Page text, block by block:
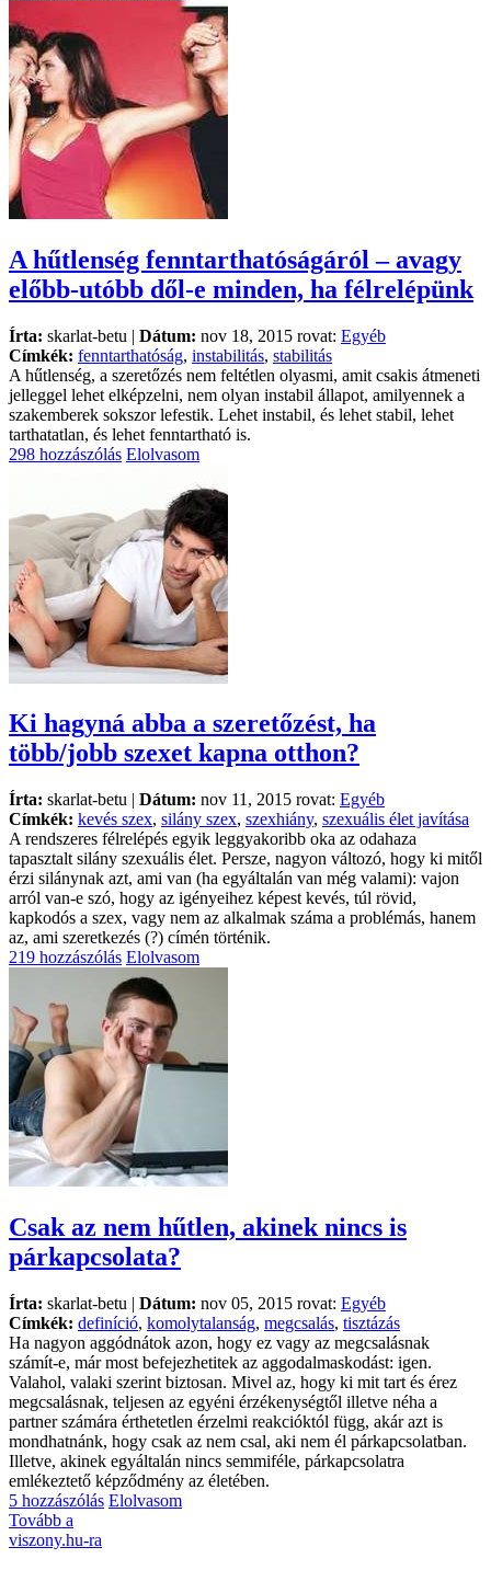
A hűtlenség fenntarthatóságáról – avagy
előbb-utóbb dől-e minden, ha félrelépünk
Írta: skarlat-betu | Dátum: nov 18, 2015 rovat: Egyéb
Címkék: fenntarthatóság, instabilitás, stabilitás
A hűtlenség, a szeretőzés nem feltétlen olyasmi, amit csakis átmeneti
jelleggel lehet elképzelni, nem olyan instabil állapot, amilyennek a
szakemberek sokszor lefestik. Lehet instabil, és lehet stabil, lehet
tarthatatlan, és lehet fenntartható is.
298 hozzászólás Elolvasom
Ki hagyná abba a szeretőzést, ha
több/jobb szexet kapna otthon?
Írta: skarlat-betu | Dátum: nov 11, 2015 rovat: Egyéb
Címkék: kevés szex, silány szex, szexhiány, szexuális élet javítása
A rendszeres félrelépés egyik leggyakoribb oka az odahaza
tapasztalt silány szexuális élet. Persze, nagyon változó, hogy ki mitől
érzi silánynak azt, ami van (ha egyáltalán van még valami): vajon
arról van-e szó, hogy az igényeihez képest kevés, túl rövid,
kapkodós a szex, vagy nem az alkalmak száma a problémás, hanem
az, ami szeretkezés (?) címén történik.
219 hozzászólás Elolvasom
Csak az nem hűtlen, akinek nincs is
párkapcsolata?
Írta: skarlat-betu | Dátum: nov 05, 2015 rovat: Egyéb
Címkék: definíció, komolytalanság, megcsalás, tisztázás
Ha nagyon aggódnátok azon, hogy ez vagy az megcsalásnak
számít-e, már most befejezhetitek az aggodalmaskodást: igen.
Valahol, valaki szerint biztosan. Mivel az, hogy ki mit tart és érez
megcsalásnak, teljesen az egyéni érzékenységtől illetve néha a
partner számára érthetetlen érzelmi reakcióktól függ, akár azt is
mondhatnánk, hogy csak az nem csal, aki nem él párkapcsolatban.
Illetve, akinek egyáltalán nincs semmiféle, párkapcsolatra
emlékeztető képződmény az életében.
5 hozzászólás Elolvasom
Tovább a
viszony.hu-ra